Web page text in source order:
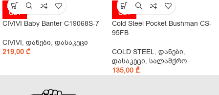
SOLD
OUT
CIVIVI Baby Banter C19068S-7
CIVIVI, დანები, დასაკეცი
219,00 ₾
SOLD
OUT
Cold Steel Pocket Bushman CS-
95FB
COLD STEEL, დანები,
დასაკეცი, სალაშქრო
135,00 ₾